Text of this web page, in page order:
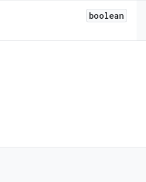
boolean